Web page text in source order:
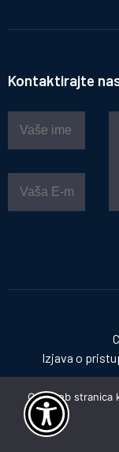
Kontaktirajte
Izjava o
Ova web stranica